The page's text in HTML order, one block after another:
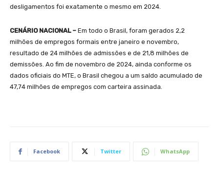
desligamentos foi exatamente o mesmo em 2024.
CENÁRIO NACIONAL – Em todo o Brasil, foram gerados 2,2
milhões de empregos formais entre janeiro e novembro,
resultado de 24 milhões de admissões e de 21,8 milhões de
demissões. Ao fim de novembro de 2024, ainda conforme os
dados oficiais do MTE, o Brasil chegou a um saldo acumulado de
47,74 milhões de empregos com carteira assinada.
Facebook Twitter WhatsApp